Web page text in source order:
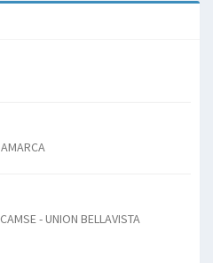
- UNION BELLAVISTA